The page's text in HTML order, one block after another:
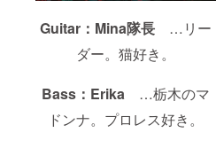
Guitar：Mina隊長 …リー
ダー。猫好き。
Bass：Erika …栃木のマ
ドンナ。プロレス好き。